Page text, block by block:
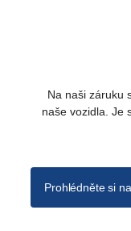
Na naši záruku
naše vozidla. Je
Prohlédněte si